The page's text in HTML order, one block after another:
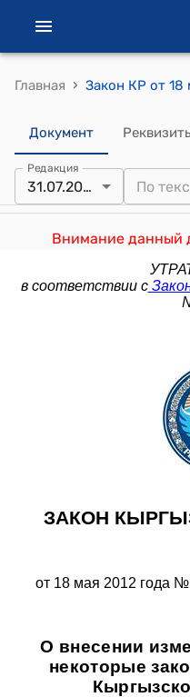
Главная ›
Документ
Редакция
31.07.2025
Внимание данный